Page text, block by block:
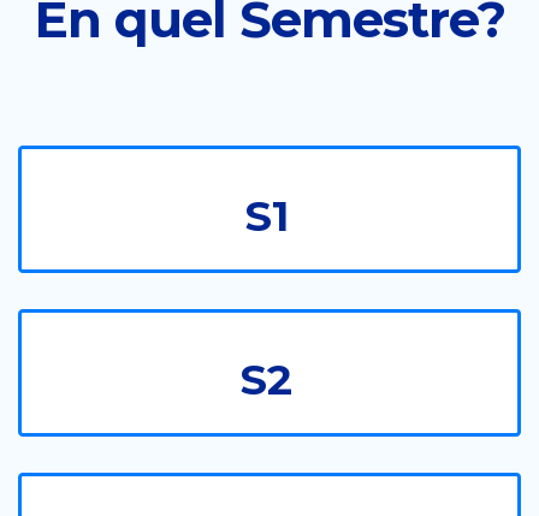
En quel Semestre?
S1
S2